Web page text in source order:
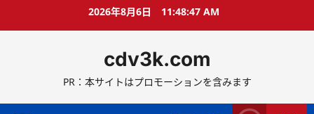
ス
2026年8月6日 11:48:49 AM
cdv3k.com
PR：本サイトはプロモーションを含みます